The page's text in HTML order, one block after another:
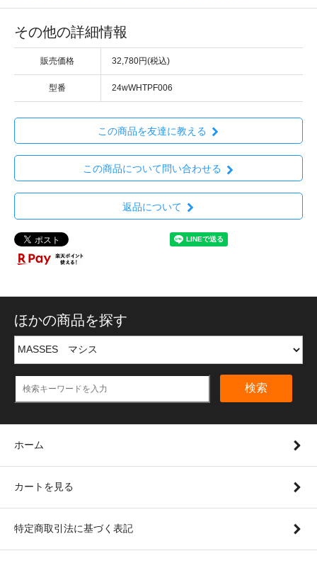
その他の詳細情報
販売価格 32,780円(税込)
型番 24wWHTPF006
この商品を友達に教える
この商品について問い合わせる
返品について
ほかの商品を探す
検索
ホーム
カートを見る
特定商取引法に基づく表記